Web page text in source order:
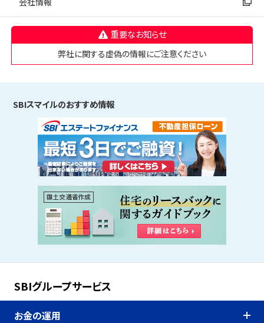
重要なお知らせ
弊社に関する虚偽の情報にご注意ください
SBIスマイルのおすすめ情報
SBIグループサービス
お金の運用